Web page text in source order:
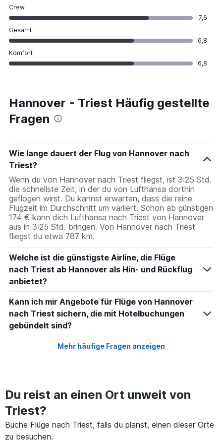
Crew
7,6
Gesamt
6,8
Komfort
6,8
Hannover - Triest Häufig gestellte
Fragen
Wie lange dauert der Flug von Hannover nach
Triest?
Wenn du von Hannover nach Triest fliegst, ist 3:25 Std.
die schnellste Zeit, in der du von Lufthansa dorthin
geflogen wirst. Du kannst erwarten, dass die reine
Flugzeit im Durchschnitt um variiert. Schon ab günstigen
174 € kann dich Lufthansa nach Triest von Hannover
aus in 3:25 Std. bringen. Von Hannover nach Triest
fliegst du etwa 787 km.
Welche ist die günstigste Airline, die Flüge
nach Triest ab Hannover als Hin- und Rückflug
anbietet?
Kann ich mir Angebote für Flüge von Hannover
nach Triest sichern, die mit Hotelbuchungen
gebündelt sind?
Mehr häufige Fragen anzeigen
Du reist an einen Ort unweit von
Triest?
Buche Flüge nach Triest, falls du planst, einen dieser Orte
zu besuchen.